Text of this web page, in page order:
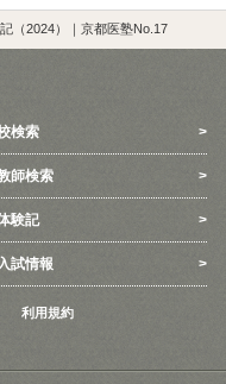
（2024）｜京都医塾No.17
検索
師検索
験記
試情報
利用規約